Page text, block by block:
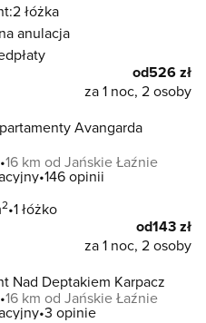
2 łóżka
anulacja
od526 zł
za 1 noc, 2 osoby
Avangarda
16 km od Jańskie Łaźnie
146 opinii
2 1 łóżko
od143 zł
za 1 noc, 2 osoby
Nad Deptakiem Karpacz
16 km od Jańskie Łaźnie
3 opinie